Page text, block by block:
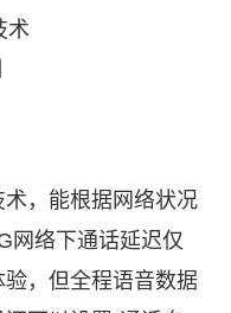
术
，能根据网络状况
网络下通话延迟仅
，但全程语音数据